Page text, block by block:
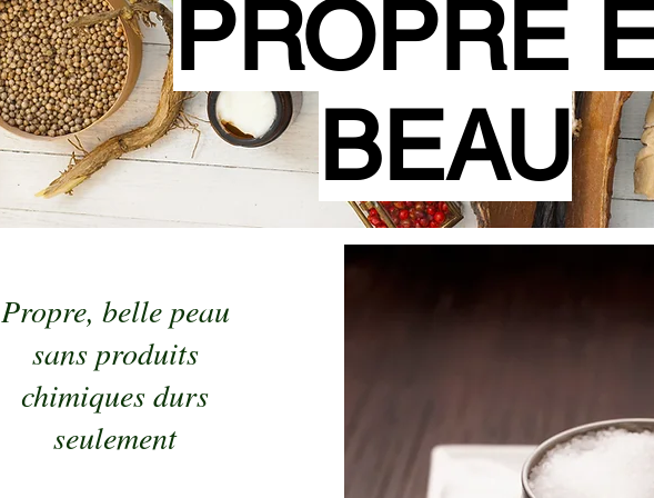
PROPRE
BEAU
Propre, belle peau
sans produits
chimiques durs
seulement